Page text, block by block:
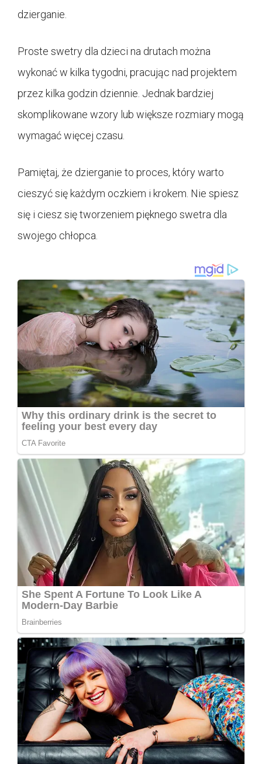
dzierganie.
Proste swetry dla dzieci na drutach można
wykonać w kilka tygodni, pracując nad projektem
przez kilka godzin dziennie. Jednak bardziej
skomplikowane wzory lub większe rozmiary mogą
wymagać więcej czasu.
Pamiętaj, że dzierganie to proces, który warto
cieszyć się każdym oczkiem i krokem. Nie spiesz
się i ciesz się tworzeniem pięknego swetra dla
swojego chłopca.